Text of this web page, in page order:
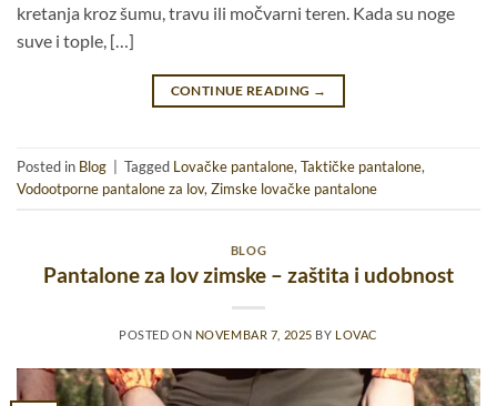
kretanja kroz šumu, travu ili močvarni teren. Kada su noge
suve i tople, […]
CONTINUE READING →
Posted in Blog Tagged Lovačke pantalone, Taktičke pantalone,
Vodootporne pantalone za lov, Zimske lovačke pantalone
BLOG
Pantalone za lov zimske – zaštita i udobnost
POSTED ON NOVEMBAR 7, 2025 BY LOVAC